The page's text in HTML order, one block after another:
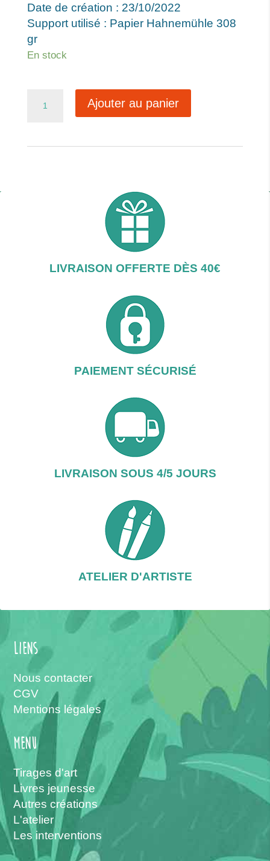
Date de création : 23/10/2022
Support utilisé : Papier Hahnemühle 308
gr
En stock
coeur
Ajouter au panier
LIVRAISON OFFERTE DÈS 40€
PAIEMENT SÉCURISÉ
LIVRAISON SOUS 4/5 JOURS
ATELIER D'ARTISTE
Liens
Nous contacter
CGV
Mentions légales
menu
Tirages d'art
Livres jeunesse
Autres créations
L'atelier
Les interventions